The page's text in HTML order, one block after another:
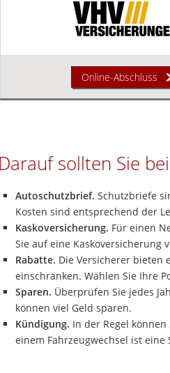
Online-Abschluss
Darauf sollten Sie
Autoschutzbrief. Schutzbriefe
Kosten sind entsprechend der
Kaskoversicherung. Für einen
Sie auf eine Kaskoversicherung
Rabatte. Die Versicherer bieten
einschränken. Wählen Sie Ihre
Sparen. Überprüfen Sie jedes
können viel Geld sparen.
Kündigung. In der Regel
einem Fahrzeugwechsel ist